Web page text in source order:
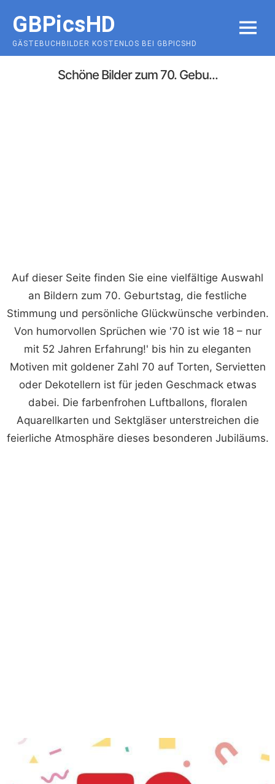
content
GBPicsHD
GÄSTEBUCHBILDER KOSTENLOS BEI GBPICSHD
MENU
Schöne Bilder zum 70. Gebu...
Auf dieser Seite finden Sie eine vielfältige Auswahl
an Bildern zum 70. Geburtstag, die festliche
Stimmung und persönliche Glückwünsche verbinden.
Von humorvollen Sprüchen wie '70 ist wie 18 – nur
mit 52 Jahren Erfahrung!' bis hin zu eleganten
Motiven mit goldener Zahl 70 auf Torten, Servietten
oder Dekotellern ist für jeden Geschmack etwas
dabei. Die farbenfrohen Luftballons, floralen
Aquarellkarten und Sektgläser unterstreichen die
feierliche Atmosphäre dieses besonderen Jubiläums.